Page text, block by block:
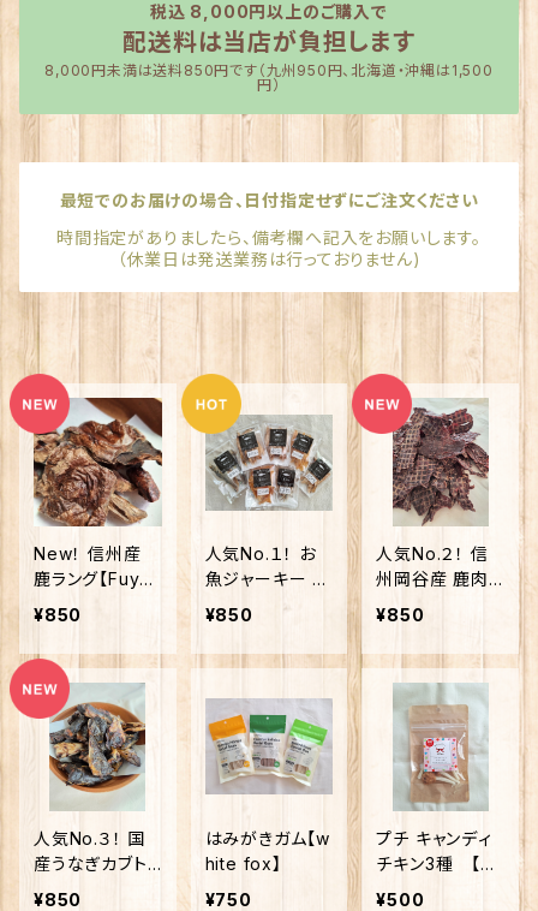
税込 8,000円以上のご購入で
配送料は当店が負担します
8,000円未満は送料850円です（九州950円、北海道・沖縄は1,500
円）
最短でのお届けの場合、日付指定せずにご注文ください
時間指定がありましたら、備考欄へ記入をお願いします。
（休業日は発送業務は行っておりません)
New！ 信州産
鹿ラング【Fuyu-
wanオリジナル】
¥850
人気No.１！ お
魚ジャーキー 各
種【海の恵みシリ
¥850
人気No.２！ 信
州岡谷産 鹿肉
ジャーキー【Fuy
ル】
¥850
人気No.３！ 国
産うなぎカブト
【Fuyu-wanオリ
¥850
はみがきガム【w
hite fox】
¥750
プチ キャンディ
チキン3種 【O
Cファーム】
¥500